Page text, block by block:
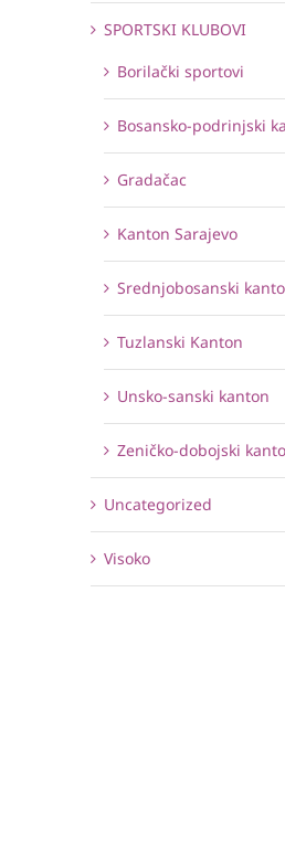
SPORTSKI KLUBOVI
Borilački sportovi
Bosansko-podrinjski
Gradačac
Kanton Sarajevo
Srednjobosanski
Tuzlanski Kanton
Unsko-sanski kanton
Zeničko-dobojski
Uncategorized
Visoko